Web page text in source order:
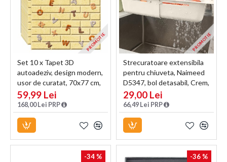
PROMOTIE
Set 10 x Tapet 3D
autoadeziv, design modern,
usor de curatat, 70x77 cm,
Naimeed D3563
59,99 Lei
168,00 Lei PRP
PROMOTIE
Strecuratoare extensibila
pentru chiuveta, Naimeed
D5347, bol detasabil, Crem,
38x20x9cm
29,00 Lei
66,49 Lei PRP
-34 % -36 %